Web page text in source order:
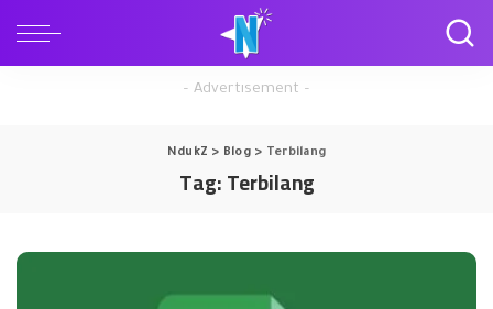
– Advertisement –
NdukZ > Blog > Terbilang
Tag:Terbilang